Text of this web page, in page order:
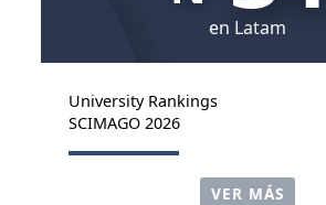
en Latam
University Rankings
SCIMAGO 2026
VER MÁS